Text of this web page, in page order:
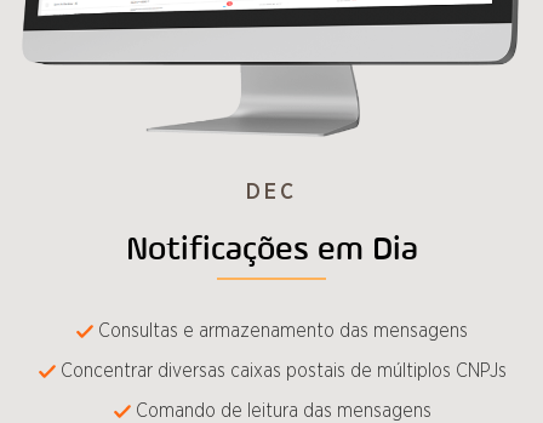
DEC
Notificações em Dia
Consultas e armazenamento das mensagens
Concentrar diversas caixas postais de múltiplos CNPJs
Comando de leitura das mensagens​